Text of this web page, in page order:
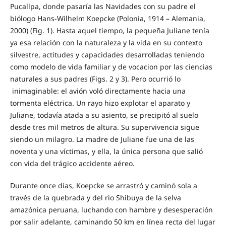
Pucallpa, donde pasaría las Navidades con su padre el
biólogo Hans-Wilhelm Koepcke (Polonia, 1914 – Alemania,
2000) (Fig. 1). Hasta aquel tiempo, la pequeña Juliane tenía
ya esa relación con la naturaleza y la vida en su contexto
silvestre, actitudes y capacidades desarrolladas teniendo
como modelo de vida familiar y de vocacion por las ciencias
naturales a sus padres (Figs. 2 y 3). Pero ocurrió lo
inimaginable: el avión voló directamente hacia una
tormenta eléctrica. Un rayo hizo explotar el aparato y
Juliane, todavía atada a su asiento, se precipitó al suelo
desde tres mil metros de altura. Su supervivencia sigue
siendo un milagro. La madre de Juliane fue una de las
noventa y una víctimas, y ella, la única persona que salió
con vida del trágico accidente aéreo.
Durante once días, Koepcke se arrastró y caminó sola a
través de la quebrada y del rio Shibuya de la selva
amazónica peruana, luchando con hambre y desesperación
por salir adelante, caminando 50 km en línea recta del lugar